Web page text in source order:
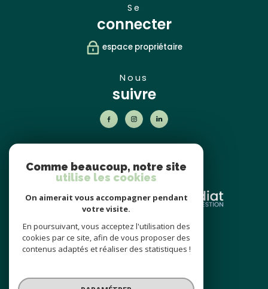
se
connecter
espace propriétaire
nous
suivre
partenaires
nos avis
clients
Comme beaucoup, notre site
utilise les cookies
On aimerait vous accompagner pendant
votre visite.
En poursuivant, vous acceptez l'utilisation des
cookies par ce site, afin de vous proposer des
contenus adaptés et réaliser des statistiques !